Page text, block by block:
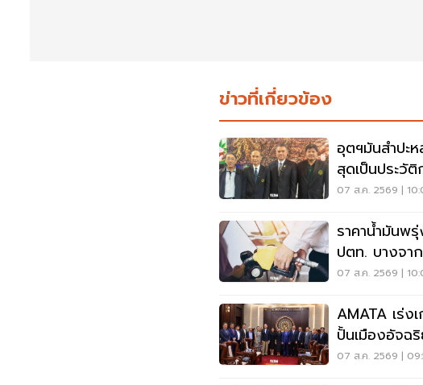
ข่าวที่เกี่ยวข้อง
อุตฯมันสำปะ
สุดเป็นประวั
กว่า 8.5 หมื่น
07 ส.ค. 2569 |
ราคาน้ำมันพ
ปตท. บางจา
07 ส.ค. 2569 |
AMATA เร่ง
ปั้นเมืองอัจฉ
ไฮเทค
07 ส.ค. 2569 |